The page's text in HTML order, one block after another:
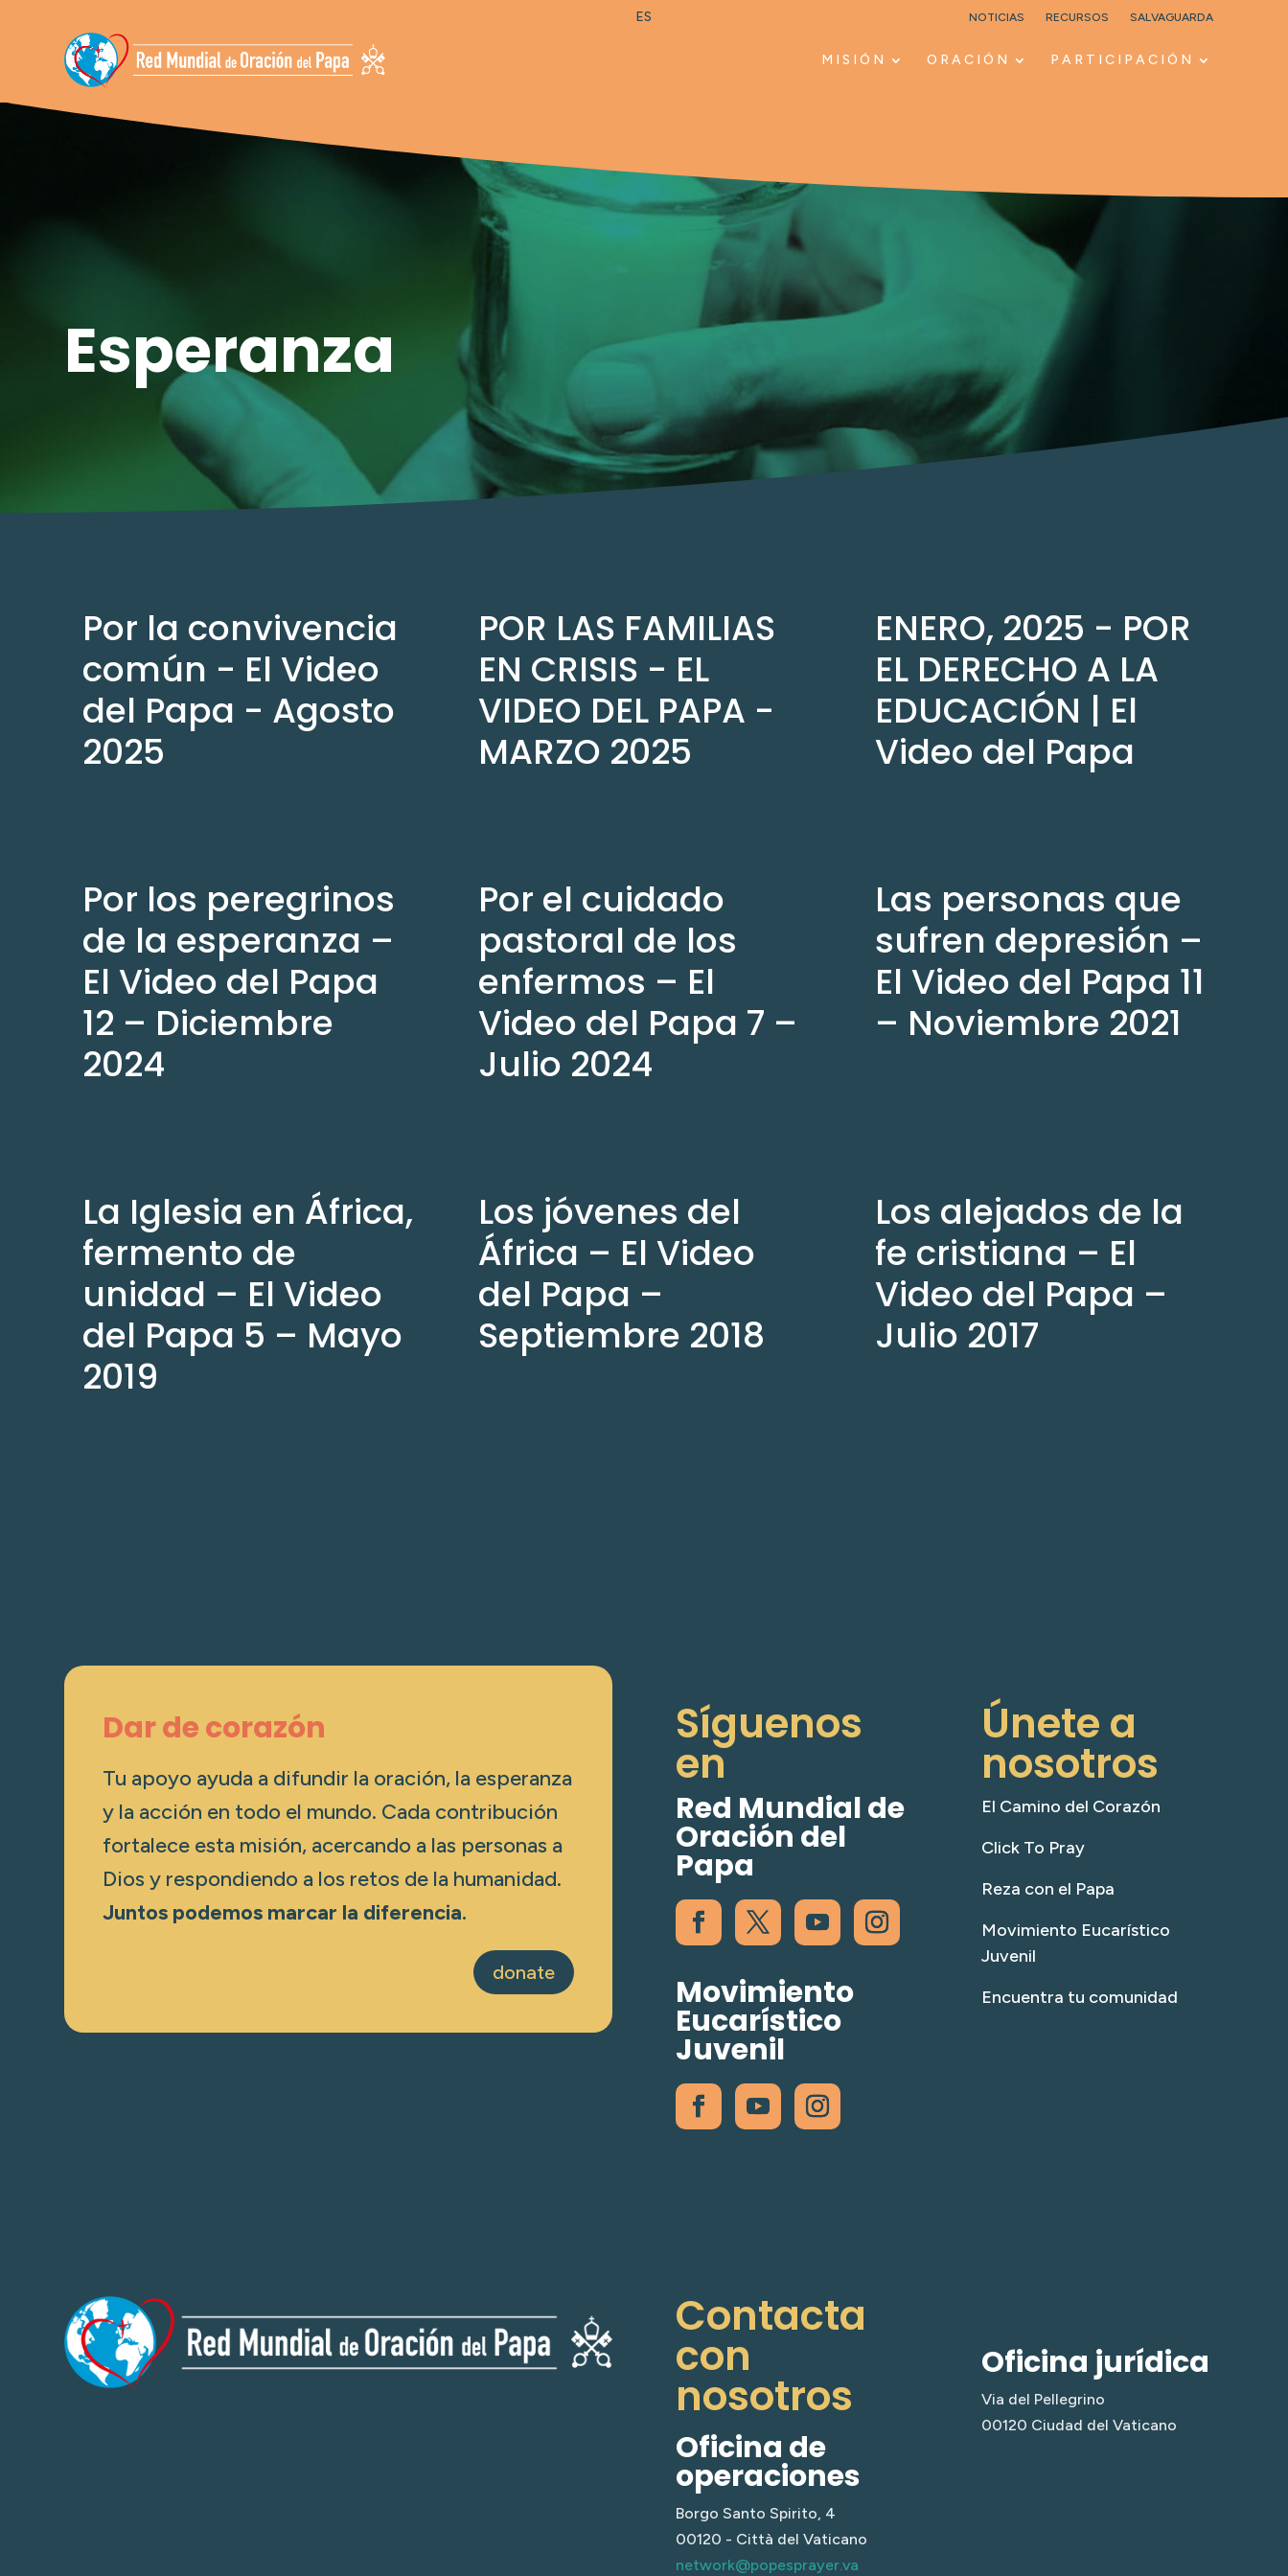
ES NOTICIAS RECURSOS SALVAGUARDA
MISIÓN ORACIÓN PARTICIPACIÓN
Esperanza
Por la convivencia
común - El Video
del Papa - Agosto
2025
POR LAS FAMILIAS
EN CRISIS - EL
VIDEO DEL PAPA -
MARZO 2025
ENERO, 2025 - POR
EL DERECHO A LA
EDUCACIÓN | El
Video del Papa
Por los peregrinos
de la esperanza –
El Video del Papa
12 – Diciembre
2024
Por el cuidado
pastoral de los
enfermos – El
Video del Papa 7 –
Julio 2024
Las personas que
sufren depresión –
El Video del Papa 11
– Noviembre 2021
La Iglesia en África,
fermento de
unidad – El Video
del Papa 5 – Mayo
2019
Los jóvenes del
África – El Video
del Papa –
Septiembre 2018
Los alejados de la
fe cristiana – El
Video del Papa –
Julio 2017
Dar de corazón
Tu apoyo ayuda a difundir la oración, la esperanza
y la acción en todo el mundo. Cada contribución
fortalece esta misión, acercando a las personas a
Dios y respondiendo a los retos de la humanidad.
Juntos podemos marcar la diferencia.
donate
Síguenos
en
Red Mundial de
Oración del
Papa
Movimiento
Eucarístico
Juvenil
Únete a
nosotros
El Camino del Corazón
Click To Pray
Reza con el Papa
Movimiento Eucarístico
Juvenil
Encuentra tu comunidad
Contacta
con
nosotros
Oficina de
operaciones
Borgo Santo Spirito, 4
00120 - Città del Vaticano
network@popesprayer.va
Oficina jurídica
Via del Pellegrino
00120 Ciudad del Vaticano